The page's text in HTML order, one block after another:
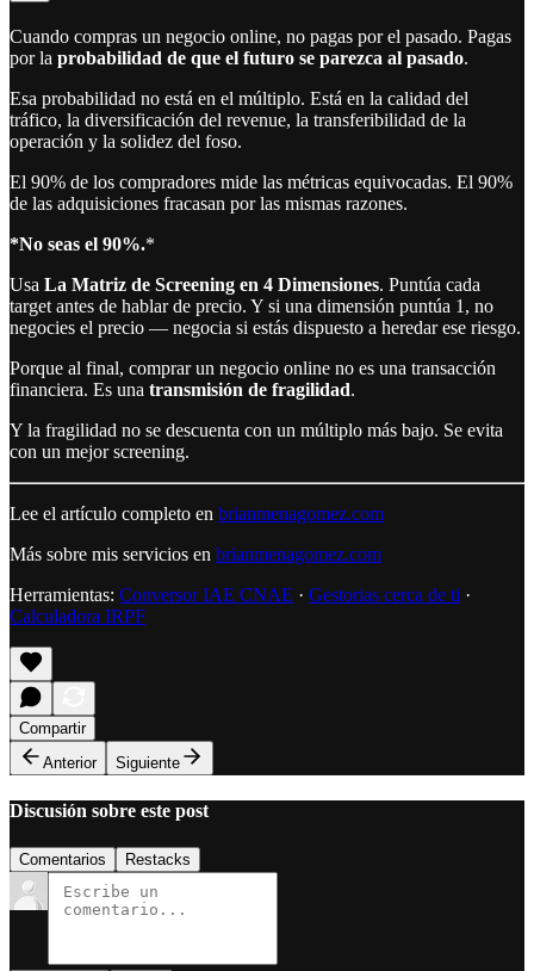
Cuando compras un negocio online, no pagas por el pasado. Pagas
por la probabilidad de que el futuro se parezca al pasado.
Esa probabilidad no está en el múltiplo. Está en la calidad del
tráfico, la diversificación del revenue, la transferibilidad de la
operación y la solidez del foso.
El 90% de los compradores mide las métricas equivocadas. El 90%
de las adquisiciones fracasan por las mismas razones.
*No seas el 90%.*
Usa La Matriz de Screening en 4 Dimensiones. Puntúa cada
target antes de hablar de precio. Y si una dimensión puntúa 1, no
negocies el precio — negocia si estás dispuesto a heredar ese riesgo.
Porque al final, comprar un negocio online no es una transacción
financiera. Es una transmisión de fragilidad.
Y la fragilidad no se descuenta con un múltiplo más bajo. Se evita
con un mejor screening.
Lee el artículo completo en brianmenagomez.com
Más sobre mis servicios en brianmenagomez.com
Herramientas: Conversor IAE CNAE · Gestorias cerca de ti ·
Calculadora IRPF
Compartir
Anterior
Siguiente
Discusión sobre este post
Comentarios Restacks